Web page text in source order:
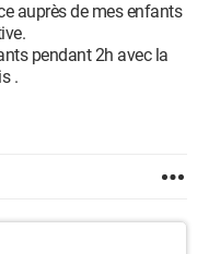
auprès de mes enfants
pendant 2h avec la
.